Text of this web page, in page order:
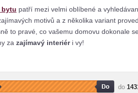
bytu patří mezi velmi oblíbené a
motivů a z několika variant
to pravé, co vašemu domovu dokonale
za zajímavý interiéri vy!
do